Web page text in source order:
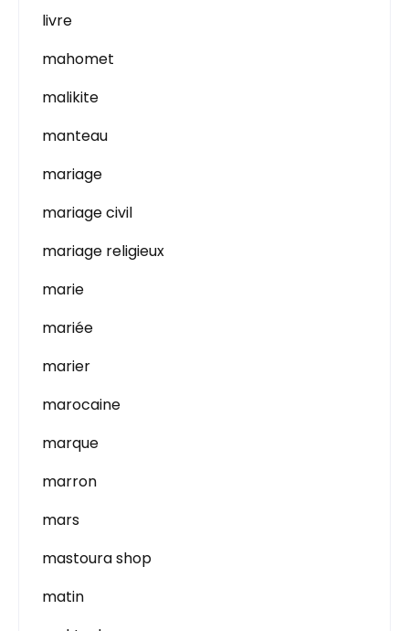
livre
mahomet
malikite
manteau
mariage
mariage civil
mariage religieux
marie
mariée
marier
marocaine
marque
marron
mars
mastoura shop
matin